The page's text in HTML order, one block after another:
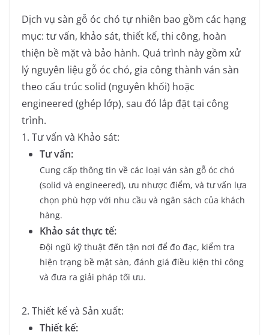
Dịch vụ sàn gỗ óc chó tự nhiên bao gồm các hạng
mục: tư vấn, khảo sát, thiết kế, thi công, hoàn
thiện bề mặt và bảo hành. Quá trình này gồm xử
lý nguyên liệu gỗ óc chó, gia công thành ván sàn
theo cấu trúc solid (nguyên khối) hoặc
engineered (ghép lớp), sau đó lắp đặt tại công
trình.
1. Tư vấn và Khảo sát:
Tư vấn:
Cung cấp thông tin về các loại ván sàn gỗ óc chó
(solid và engineered), ưu nhược điểm, và tư vấn lựa
chọn phù hợp với nhu cầu và ngân sách của khách
hàng.
Khảo sát thực tế:
Đội ngũ kỹ thuật đến tận nơi để đo đạc, kiểm tra
hiện trạng bề mặt sàn, đánh giá điều kiện thi công
và đưa ra giải pháp tối ưu.
2. Thiết kế và Sản xuất:
Thiết kế: